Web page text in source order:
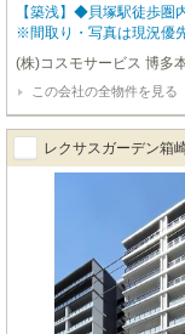
【築浅】◆貝塚駅徒歩
※間取り・写真は現況優
でもご相談下さい♪ 内覧
(株)コスモサービス 博多
この会社の全物件を見る
レクサスガーデ